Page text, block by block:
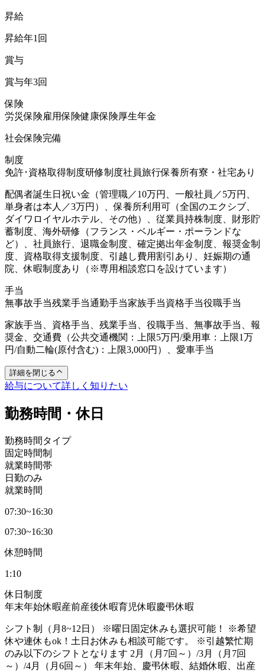
昇給
昇給年1回
賞与
賞与年3回
保険
労災保険雇用保険健康保険厚生年金
社会保険完備
制度
免許･資格取得制度研修制度社員旅行保養所有寮・社宅あり
配偶者誕生日祝い金（管理職／10万円、一般社員／5万円、
単身者は本人／3万円）、保養所利用可（全国のエクシブ、
ダイワロイヤルホテル、その他）、従業員持株制度、財形貯
蓄制度、海外研修（フランス・ベルギー・ポーランドな
ど）、社員旅行、退職金制度、確定拠出年金制度、報奨金制
度、資格取得支援制度、引越し費用割引あり、妊娠期の通
院、休暇制度あり（※専用相談窓口を設けています）
手当
無事故手当残業手当通勤手当家族手当資格手当役職手当
家族手当、資格手当、残業手当、役職手当、無事故手当、報
奨金、交通費（公共交通機関：上限5万円/乗用車：上限1万
円/自動二輪(原付含む)：上限3,000円）、愛車手当
詳細を閉じる
給与について詳しく知りたい
勤務時間・休日
勤務時間タイプ
固定時間制
就業時間帯
日勤のみ
就業時間
07:30~16:30
07:30~16:30
休憩時間
1:10
休日制度
年末年始休暇産前産後休暇育児休暇慶弔休暇
シフト制（月8~12日） ※曜日固定休みも選択可能！ ※希望
休や連休もok！土日お休みも相談可能です。 ※引越繁忙期
のみ以下のシフトとなります 2月（月7回～）/3月（月7回
～）/4月（月6回～） 年末年始、慶弔休暇、結婚休暇、出産